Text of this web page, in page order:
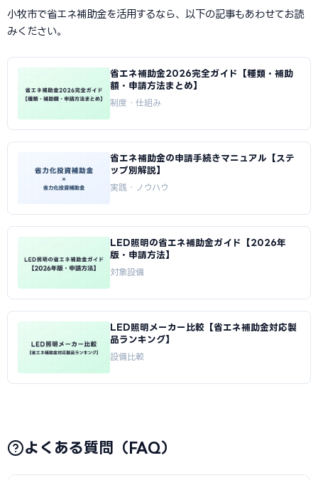
小牧市で省エネ補助金を活用するなら、以下の記事もあわせてお読
みください。
省エネ補助金2026完全ガイド【種類・補助
額・申請方法まとめ】
制度・仕組み
省エネ補助金の申請手続きマニュアル【ステ
ップ別解説】
実践・ノウハウ
LED照明の省エネ補助金ガイド【2026年
版・申請方法】
対象設備
LED照明メーカー比較【省エネ補助金対応製
品ランキング】
設備比較
よくある質問（FAQ）